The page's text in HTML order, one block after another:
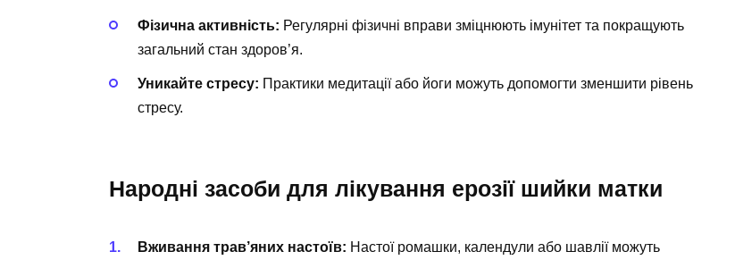
Фізична активність: Регулярні фізичні вправи зміцнюють імунітет та покращують
загальний стан здоров’я.
Уникайте стресу: Практики медитації або йоги можуть допомогти зменшити рівень
стресу.
Народні засоби для лікування ерозії шийки матки
Вживання трав’яних настоїв: Настої ромашки, календули або шавлії можуть